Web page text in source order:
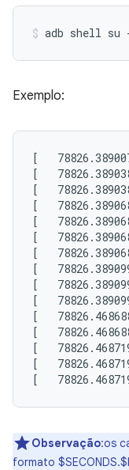
Exemplo:
[
[
[
[
[
[
[
[
[
[
[
[
[
[
Observação:os
formato